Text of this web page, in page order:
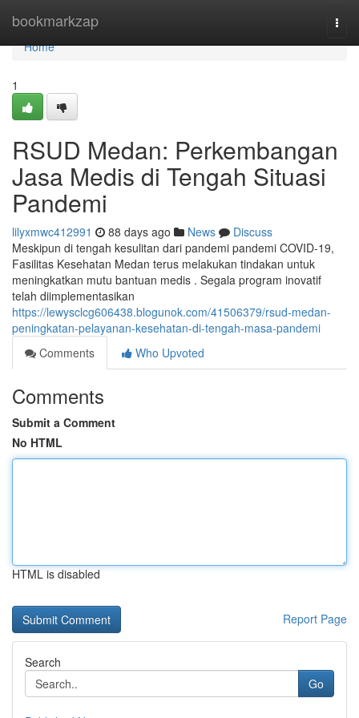
bookmarkzap
Home
Home
1
RSUD Medan: Perkembangan
Jasa Medis di Tengah Situasi
Pandemi
lilyxmwc412991 88 days ago News
Discuss
Meskipun di tengah kesulitan dari pandemi pandemi COVID-19,
Fasilitas Kesehatan Medan terus melakukan tindakan untuk
meningkatkan mutu bantuan medis . Segala program inovatif
telah diimplementasikan
https://lewysclcg606438.blogunok.com/41506379/rsud-medan-
peningkatan-pelayanan-kesehatan-di-tengah-masa-pandemi
Comments
Who Upvoted
Comments
Submit a Comment
No HTML
HTML is disabled
Report Page
Search
Go